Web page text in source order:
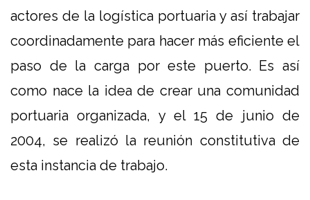
actores de la logística portuaria y así trabajar
coordinadamente para hacer más eficiente el
paso de la carga por este puerto. Es así
como nace la idea de crear una comunidad
portuaria organizada, y el 15 de junio de
2004, se realizó la reunión constitutiva de
esta instancia de trabajo.